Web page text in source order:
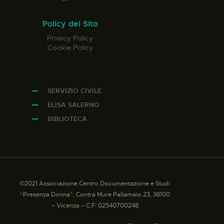
Policy del Sito
Privacy Policy
Cookie Policy
SERVIZIO CIVILE
ELISA SALERNO
BIBLIOTECA
©2021 Associazione Centro Documentazione e Studi
“Presenza Donna”, Contrà Mure Pallamaio 23, 36100
– Vicenza – C.F: 02540700248